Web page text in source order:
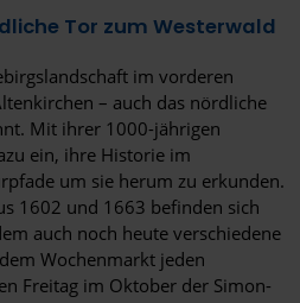
Tor zum Westerwald
im vorderen
– auch das nördliche
Mit ihrer 1000-jährigen
ein, ihre Historie im
um sie herum zu erkunden.
1602 und 1663 befinden sich
auch noch heute verschiedene
Wochenmarkt jeden
Freitag im Oktober der Simon-